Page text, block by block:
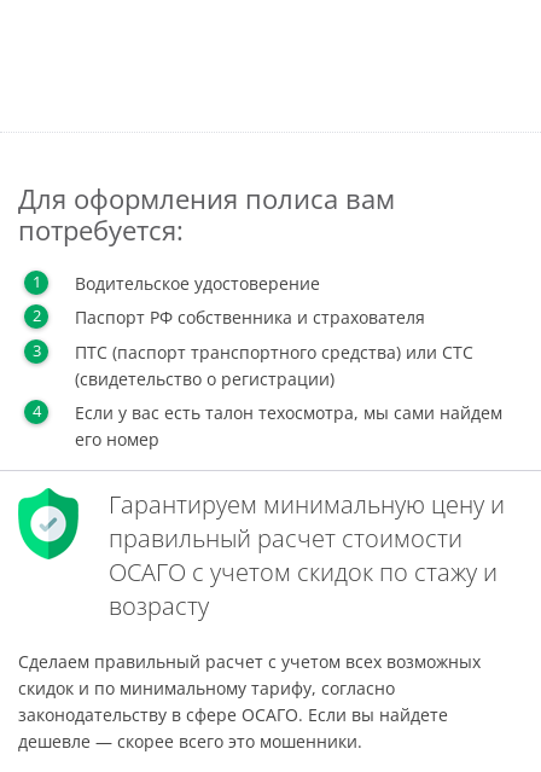
Для оформления полиса вам
потребуется:
Водительское удостоверение
Паспорт РФ собственника и страхователя
ПТС (паспорт транспортного средства) или СТС
(свидетельство о регистрации)
Если у вас есть талон техосмотра, мы сами найдем
его номер
Гарантируем минимальную цену и
правильный расчет стоимости
ОСАГО с учетом скидок по стажу и
возрасту
Сделаем правильный расчет с учетом всех возможных
скидок и по минимальному тарифу, согласно
законодательству в сфере ОСАГО. Если вы найдете
дешевле — скорее всего это мошенники.